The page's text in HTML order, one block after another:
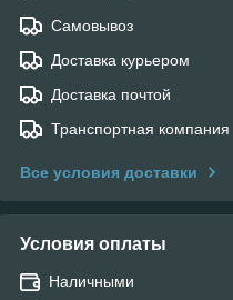
Самовывоз
Доставка курьером
Доставка почтой
Транспортная компания
Все условия доставки
Условия оплаты
Наличными